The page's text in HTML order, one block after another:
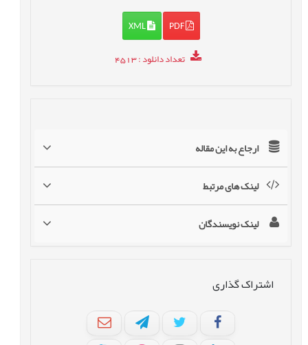
PDF
XML
تعداد دانلود: 4513
ارجاع به این مقاله
لینک های مرتبط
لینک نویسندگان
اشتراک گذاری